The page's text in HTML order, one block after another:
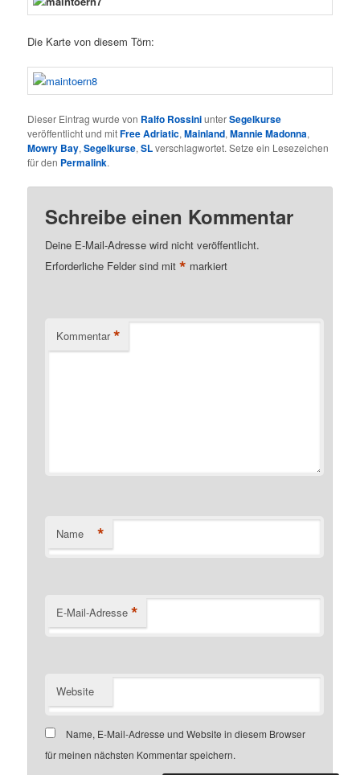
Die Karte von diesem Törn:
Dieser Eintrag wurde von Ralfo RossiniunterSegelkurse
veröffentlicht und mitFree Adriatic,Mainland,Mannie Madonna,
Mowry Bay,Segelkurse,SLverschlagwortet. Setze ein Lesezeichen
für den Permalink.
Schreibe einen Kommentar
Deine E-Mail-Adresse wird nicht veröffentlicht.
Erforderliche Felder sind mit* markiert
Kommentar *
Name *
E-Mail-Adresse *
Website
Name, E-Mail-Adresse und Website in diesem Browser
für meinen nächsten Kommentar speichern.